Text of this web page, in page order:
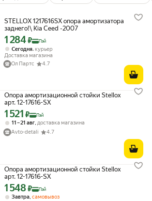
STELLOX 1217616SX опора амортизатора
заднего!\ Kia Ceed -2007
Цена с картой Яндекс Пэй 1284 ₽ вместо
1 284₽ Пэй
Сегодня, курьер
Доставка магазина
Ол Партс
4.7
Опора амортизационной стойки Stellox
арт. 12-17616-SX
Цена с картой Яндекс Пэй 1521 ₽ вместо
1 521 ₽ Пэй
11 – 21 авг, доставка магазина
Avto-detali
4.7
Опора амортизационной стойки Stellox
арт. 12-17616-SX
Цена с картой Яндекс Пэй 1548 ₽ вместо
1 548₽ Пэй
Завтра самовывоз